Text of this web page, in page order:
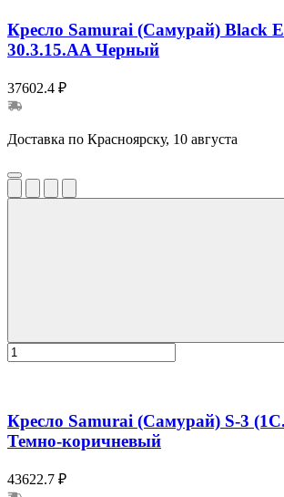
Кресло Samurai (Самурай) Black
30.3.15.AA Черный
37602.4 ₽
Доставка по Красноярску, 10 августа
Кресло Samurai (Самурай) S-3
Темно-коричневый
43622.7 ₽